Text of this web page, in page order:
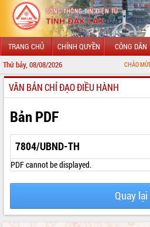
TRANG CHỦ CHÍNH QUYỀN CÔNG DÂN
Thứ bảy, 08/08/2026 CHÀO MỪNG ĐẾN
GIỚI THIỆU
LÃNH ĐẠO UBND TỈNH
TIN TỨC SỰ KIỆN
SỞ, BAN, NGÀNH
UBND CÁC XÃ, PHƯỜNG
THÔNG TIN CHỈ ĐẠO ĐIỀU HÀNH
VĂN BẢN CHỈ ĐẠO ĐIỀU HÀNH
Bản PDF
7804/UBND-TH
PDF cannot be displayed.
Quay lại